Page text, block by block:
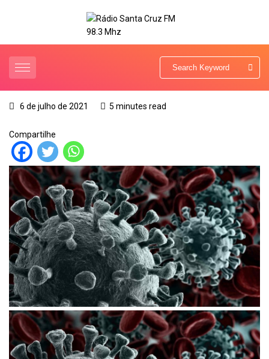
6 de julho de 2021 5 minutes read
Compartilhe